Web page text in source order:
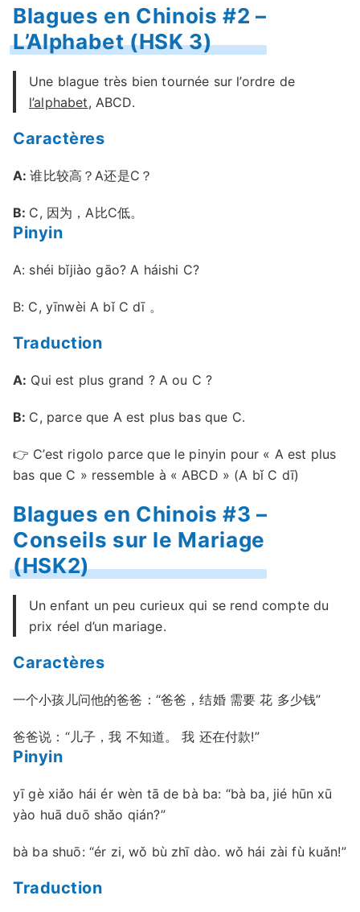
Blagues en Chinois #2 –
L’Alphabet (HSK 3)
Une blague très bien tournée sur l’ordre de
l’alphabet, ABCD.
Caractères
A:谁比较高？A还是C？
B: C, 因为，A比C低。
Pinyin
A: shéi bǐjiào gāo? A háishi C?
B: C, yīnwèi A bǐ C dī 。
Traduction
A: Qui est plus grand ? A ou C ?
B: C, parce que A est plus bas que C.
👉 C’est rigolo parce que le pinyin pour « A est plus
bas que C » ressemble à « ABCD » (A bǐ C dī)
Blagues en Chinois #3 –
Conseils sur le Mariage
(HSK2)
Un enfant un peu curieux qui se rend compte du
prix réel d’un mariage.
Caractères
一个小孩儿问他的爸爸：“爸爸，结婚 需要 花 多少钱”
爸爸说：“儿子，我 不知道。 我 还在付款!”
Pinyin
yī gè xiǎo hái ér wèn tā de bà ba: “bà ba, jié hūn xū
yào huā duō shǎo qián?”
bà ba shuō: “ér zi, wǒ bù zhī dào. wǒ hái zài fù kuǎn!”
Traduction